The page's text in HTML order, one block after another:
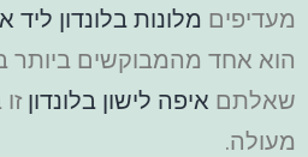
מעדיפים מלונות בלונדון ליד
הוא אחד מהמבוקשים ביותר
שאלתם איפה לישון בלונדון
מעולה.